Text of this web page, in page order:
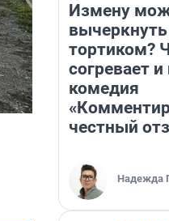
Измену
тортиком?
согревает
комедия
честный
Надежда